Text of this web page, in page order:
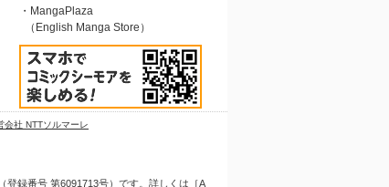
・MangaPlaza
（English Manga Store）
会社 NTTソルマーレ
登録番号 第6091713号）です。詳しくは［A